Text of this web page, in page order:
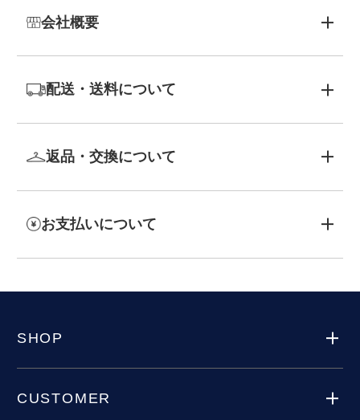
会社概要
配送・送料について
返品・交換について
お支払いについて
SHOP
CUSTOMER